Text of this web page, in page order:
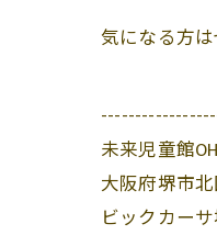
気になる方
未来児童館
大阪府堺市
ビックカー